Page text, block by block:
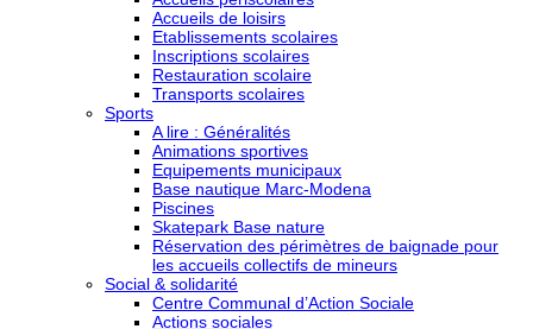
Accueils de loisirs
Etablissements scolaires
Inscriptions scolaires
Restauration scolaire
Transports scolaires
Sports
A lire : Généralités
Animations sportives
Equipements municipaux
Base nautique Marc-Modena
Piscines
Skatepark Base nature
Réservation des périmètres de baignade pour
les accueils collectifs de mineurs
Social & solidarité
Centre Communal d’Action Sociale
Actions sociales